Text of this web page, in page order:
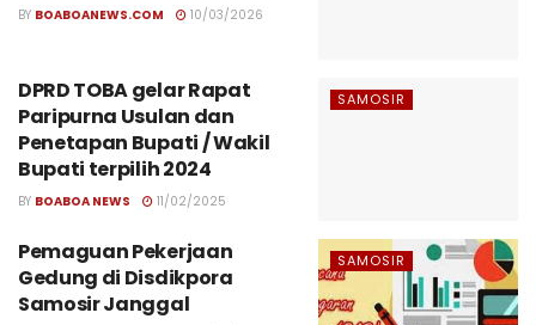
BY BOABOANEWS.COM 10/03/2026
SAMOSIR
DPRD TOBA gelar Rapat
Paripurna Usulan dan
Penetapan Bupati / Wakil
Bupati terpilih 2024
BY BOABOA NEWS 11/02/2025
SAMOSIR
Pemaguan Pekerjaan
Gedung di Disdikpora
Samosir Janggal